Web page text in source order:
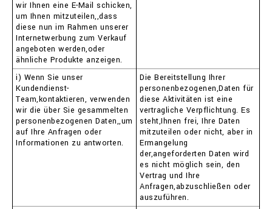
wir Ihnen eine E-Mail schicken,
um Ihnen mitzuteilen,,dass
diese nun im Rahmen unserer
Internetwerbung zum Verkauf
angeboten werden,oder
ähnliche Produkte anzeigen.
i) Wenn Sie unser
Kundendienst-
Team,kontaktieren, verwenden
wir die über Sie gesammelten
personenbezogenen Daten,,um
auf Ihre Anfragen oder
Informationen zu antworten.
Die Bereitstellung Ihrer
personenbezogenen,Daten für
diese Aktivitäten ist eine
vertragliche Verpflichtung. Es
steht,Ihnen frei, Ihre Daten
mitzuteilen oder nicht, aber in
Ermangelung
der,angeforderten Daten wird
es nicht möglich sein, den
Vertrag und Ihre
Anfragen,abzuschließen oder
auszuführen.